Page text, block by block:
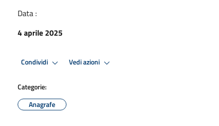
Data :
4 aprile 2025
Condividi Vedi azioni
Categorie:
Anagrafe